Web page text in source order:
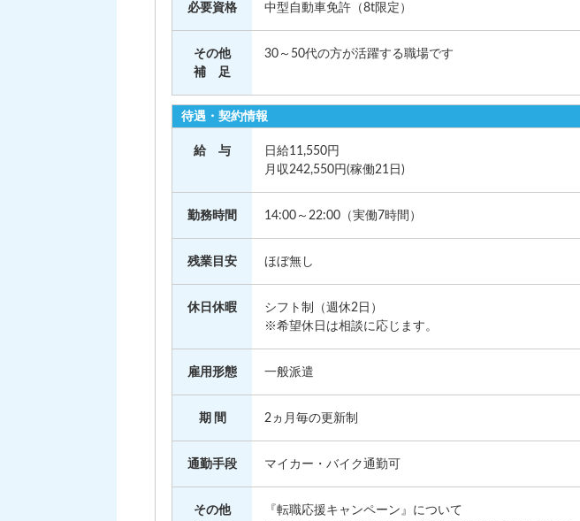
必要資格 中型自動車免許（8t限定）
その他
補 足
30～50代の方が活躍する職場です
待遇・契約情報
給 与
日給11,550円
月収242,550円(稼働21日)
勤務時間 14:00～22:00（実働7時間）
残業目安 ほぼ無し
休日休暇
シフト制（週休2日）
※希望休日は相談に応じます。
雇用形態 一般派遣
期 間 2ヵ月毎の更新制
通勤手段 マイカー・バイク通勤可
その他
『転職応援キャンペーン』について